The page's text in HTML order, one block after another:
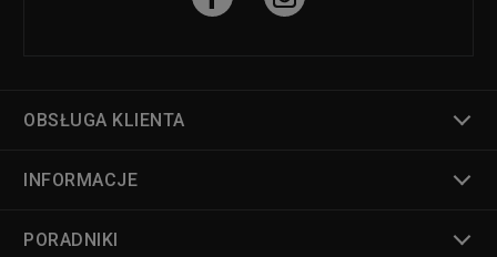
OBSŁUGA KLIENTA
INFORMACJE
PORADNIKI